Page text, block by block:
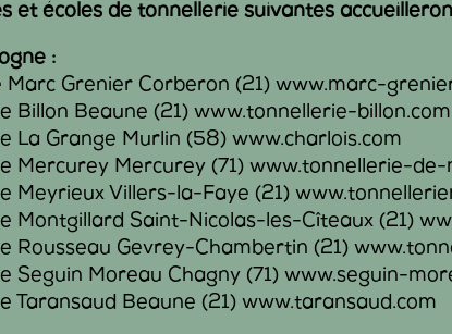
et écoles de tonnellerie suivantes
:
Marc Grenier Corberon (21) www.marc-
Billon Beaune (21) www.tonnellerie-billon.com
La Grange Murlin (58) www.charlois.com
Mercurey Mercurey (71) www.tonnellerie-
Meyrieux Villers-la-Faye (21)
Montgillard Saint-Nicolas-les-Cîteaux (21)
Rousseau Gevrey-Chambertin (21)
Seguin Moreau Chagny (71) www.seguin-
Taransaud Beaune (21) www.taransaud.com